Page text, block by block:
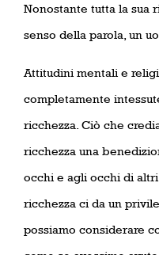
Nonostante tutta la sua
senso della parola, un
Attitudini mentali e
completamente
ricchezza. Ciò che
ricchezza una
occhi e agli occhi di
ricchezza ci da un
possiamo considerare